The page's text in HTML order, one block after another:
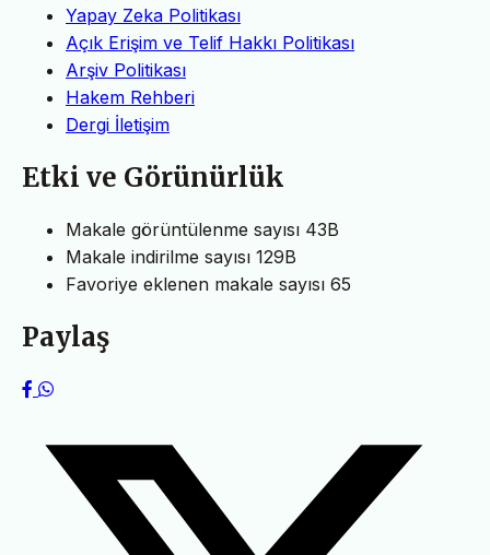
Yapay Zeka Politikası
Açık Erişim ve Telif Hakkı Politikası
Arşiv Politikası
Hakem Rehberi
Dergi İletişim
Etki ve Görünürlük
Makale görüntülenme sayısı 43B
Makale indirilme sayısı 129B
Favoriye eklenen makale sayısı 65
Paylaş